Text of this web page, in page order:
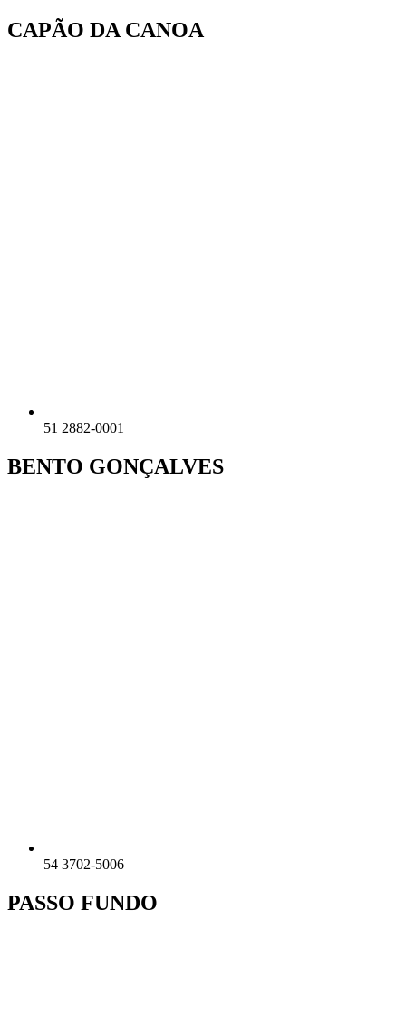
Ir
para
CAPÃO DA CANOA
51 2882-0001
BENTO GONÇALVES
54 3702-5006
PASSO FUNDO